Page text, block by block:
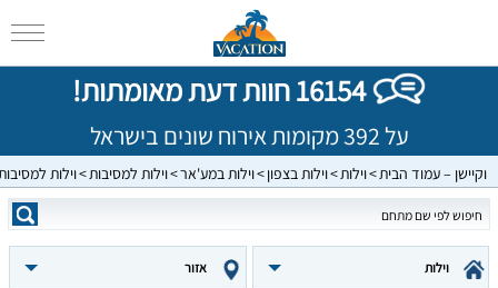
16154 חוות דעת מאומתות!
על 392 מקומות אירוח שונים בישראל
וקיישן – עמוד הבית וילות וילות בצפון וילות במע'אר וילות למסיבות וילות
וילות אזור